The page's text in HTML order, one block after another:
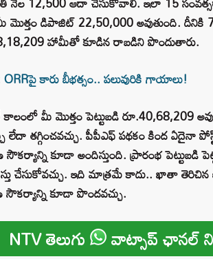
మీ మొత్తం డిపాజిట్ 22,50,000 అవుతుంది.
హామీతో కూడిన రాబడిని పొందుతారు.
ORRపై కారు బీభత్సం.. పలువురికి గాయాలు!
మీ మొత్తం పెట్టుబడి రూ.40,68,209
లేదా తగ్గించవచ్చు. పీపీఎఫ్ పథకం కింద ఏదైనా
సౌకర్యాన్ని కూడా అందిస్తుంది. ప్రారంభ పెట్టుబడి
చేసుకోవచ్చు. ఇది మాత్రమే కాదు.. ఖాతా
కూడా పొందవచ్చు.
NTV తెలుగు వాట్సాప్ ఛానల్